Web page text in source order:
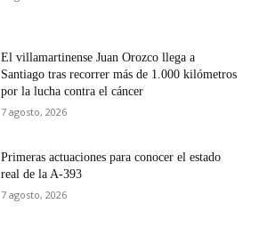
El villamartinense Juan Orozco llega a
Santiago tras recorrer más de 1.000 kilómetros
por la lucha contra el cáncer
7 agosto, 2026
Primeras actuaciones para conocer el estado
real de la A-393
7 agosto, 2026